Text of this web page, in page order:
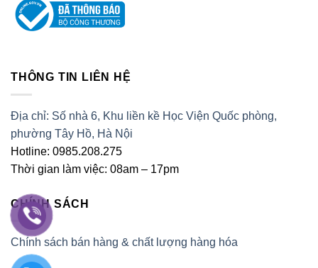
THÔNG TIN LIÊN HỆ
Địa chỉ: Số nhà 6, Khu liền kề Học Viện Quốc phòng,
phường Tây Hồ, Hà Nội
Hotline: 0985.208.275
Thời gian làm việc: 08am – 17pm
CHÍNH SÁCH
Chính sách bán hàng & chất lượng hàng hóa